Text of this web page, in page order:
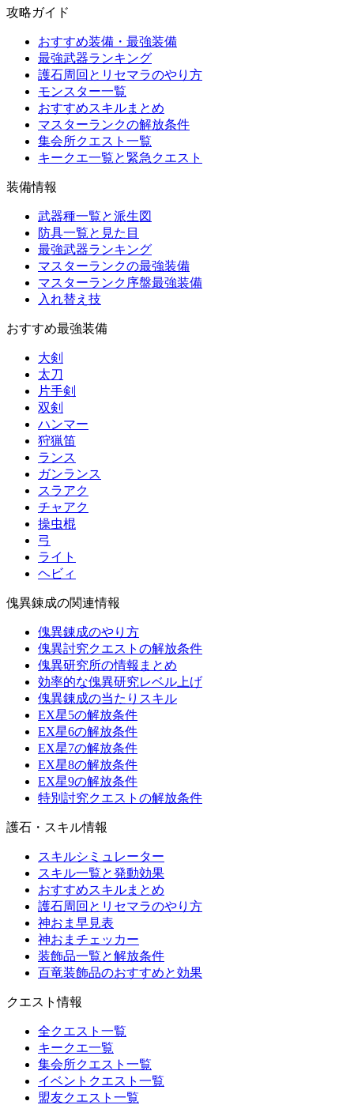
攻略ガイド
おすすめ装備・最強装備
最強武器ランキング
護石周回とリセマラのやり方
モンスター一覧
おすすめスキルまとめ
マスターランクの解放条件
集会所クエスト一覧
キークエ一覧と緊急クエスト
装備情報
武器種一覧と派生図
防具一覧と見た目
最強武器ランキング
マスターランクの最強装備
マスターランク序盤最強装備
入れ替え技
おすすめ最強装備
大剣
太刀
片手剣
双剣
ハンマー
狩猟笛
ランス
ガンランス
スラアク
チャアク
操虫棍
弓
ライト
ヘビィ
傀異錬成の関連情報
傀異錬成のやり方
傀異討究クエストの解放条件
傀異研究所の情報まとめ
効率的な傀異研究レベル上げ
傀異錬成の当たりスキル
EX星5の解放条件
EX星6の解放条件
EX星7の解放条件
EX星8の解放条件
EX星9の解放条件
特別討究クエストの解放条件
護石・スキル情報
スキルシミュレーター
スキル一覧と発動効果
おすすめスキルまとめ
護石周回とリセマラのやり方
神おま早見表
神おまチェッカー
装飾品一覧と解放条件
百竜装飾品のおすすめと効果
クエスト情報
全クエスト一覧
キークエ一覧
集会所クエスト一覧
イベントクエスト一覧
盟友クエスト一覧